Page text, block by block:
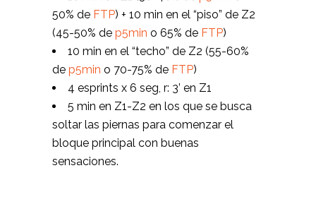
50% de FTP) + 10 min en el “piso” de Z2
(45-50% de p5min o 65% de FTP)
10 min en el “techo” de Z2 (55-60%
de p5min o 70-75% de FTP)
4 esprints x 6 seg, r: 3’ en Z1
5 min en Z1-Z2 en los que se busca
soltar las piernas para comenzar el
bloque principal con buenas
sensaciones.